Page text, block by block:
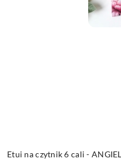
Etui na czytnik 6 cali -